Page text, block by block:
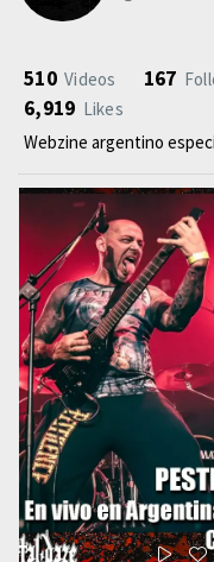
510 Videos 167
6,919 Likes
Webzine argentino